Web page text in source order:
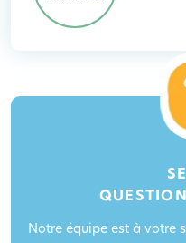
Notre équipe est à votre